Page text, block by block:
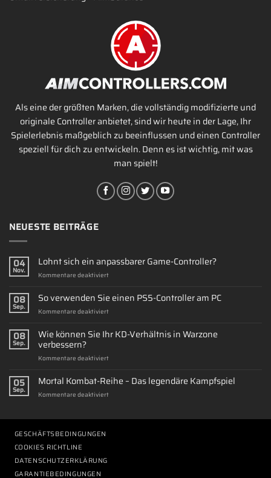
Als eine der größten Marken, die vollständig modifizierte und
originale Controller anbietet, sind wir heute in der Lage, Ihr
Spielerlebnis maßgeblich zu beeinflussen und einen Controller
speziell für dich zu entwickeln. Denn es ist wichtig, mit was
man spielt!
NEUESTE BEITRÄGE
04
Nov.
Lohnt sich ein anpassbarer Game-Controller?
Kommentare deaktiviertfür
sich
ein
anpassbarer
Controller?
08
Sep.
So verwenden Sie einen PS5-Controller am PC
Kommentare deaktiviertfür
verwenden
Sie
PS5-
am
08
Sep.
Wie können Sie Ihr KD-Verhältnis in Warzone
verbessern?
Kommentare deaktiviertfür
können
Sie
Ihr
05
Sep.
Mortal Kombat-Reihe – Das legendäre Kampfspiel
Kommentare deaktiviertfür
GESCHÄFTSBEDINGUNGEN
COOKIES RICHTLINE
DATENSCHUTZERKLÄRUNG
GARANTIEBEDINGUNGEN